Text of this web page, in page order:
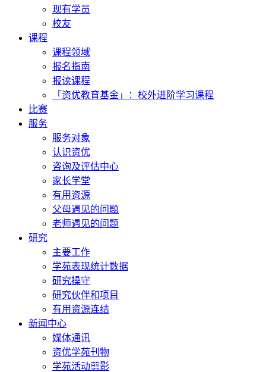
现有学员
校友
课程
课程领域
报名指南
报读课程
「资优教育基金」：校外进阶学习课程
比赛
服务
服务对象
认识资优
咨询及评估中心
家长学堂
有用资源
父母遇见的问题
老师遇见的问题
研究
主要工作
学苑表现统计数据
研究操守
研究伙伴和项目
有用资源连结
新闻中心
媒体通讯
资优学苑刊物
学苑活动剪影